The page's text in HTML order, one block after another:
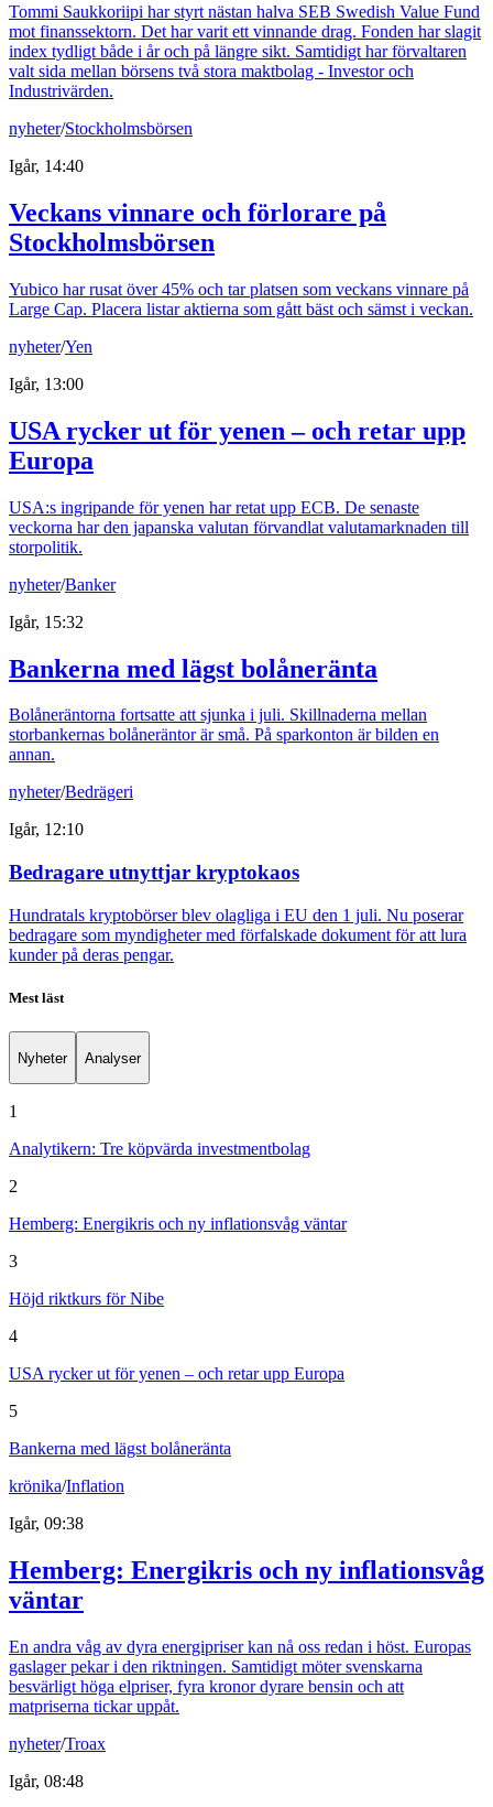
Tommi Saukkoriipi har styrt nästan halva SEB Swedish Value Fund
mot finanssektorn. Det har varit ett vinnande drag. Fonden har slagit
index tydligt både i år och på längre sikt. Samtidigt har förvaltaren
valt sida mellan börsens två stora maktbolag - Investor och
Industrivärden.
nyheter/Stockholmsbörsen
Igår, 14:40
Veckans vinnare och förlorare på
Stockholmsbörsen
Yubico har rusat över 45% och tar platsen som veckans vinnare på
Large Cap. Placera listar aktierna som gått bäst och sämst i veckan.
nyheter/Yen
Igår, 13:00
USA rycker ut för yenen – och retar upp
Europa
USA:s ingripande för yenen har retat upp ECB. De senaste
veckorna har den japanska valutan förvandlat valutamarknaden till
storpolitik.
nyheter/Banker
Igår, 15:32
Bankerna med lägst bolåneränta
Bolåneräntorna fortsatte att sjunka i juli. Skillnaderna mellan
storbankernas bolåneräntor är små. På sparkonton är bilden en
annan.
nyheter/Bedrägeri
Igår, 12:10
Bedragare utnyttjar kryptokaos
Hundratals kryptobörser blev olagliga i EU den 1 juli. Nu poserar
bedragare som myndigheter med förfalskade dokument för att lura
kunder på deras pengar.
Mest läst
Nyheter Analyser
1
Analytikern: Tre köpvärda investmentbolag
2
Hemberg: Energikris och ny inflationsvåg väntar
3
Höjd riktkurs för Nibe
4
USA rycker ut för yenen – och retar upp Europa
5
Bankerna med lägst bolåneränta
krönika/Inflation
Igår, 09:38
Hemberg: Energikris och ny inflationsvåg
väntar
En andra våg av dyra energipriser kan nå oss redan i höst. Europas
gaslager pekar i den riktningen. Samtidigt möter svenskarna
besvärligt höga elpriser, fyra kronor dyrare bensin och att
matpriserna tickar uppåt.
nyheter/Troax
Igår, 08:48